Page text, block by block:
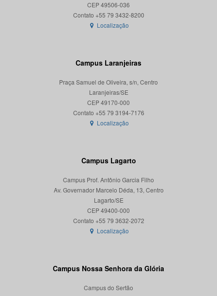
CEP 49506-036
Localização
Campus Laranjeiras
Praça Samuel de Oliveira, s/n, Centro
Laranjeiras/SE
CEP 49170-000
Localização
Campus Lagarto
Campus Prof. Antônio Garcia Filho
Av. Governador Marcelo Déda, 13, Centro
Lagarto/SE
CEP 49400-000
Localização
Campus Nossa Senhora da Glória
Campus do Sertão